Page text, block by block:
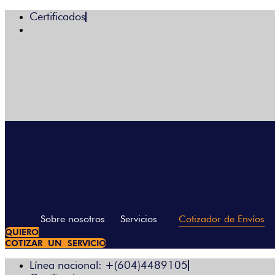
Certificados
Sobre nosotros Servicios Cotizador de Envíos
QUIERO
COTIZAR UN SERVICIO
Línea nacional: +(604)4489105